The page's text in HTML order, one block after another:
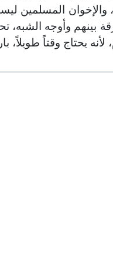
المسلمين
بينهم وأوجه الشبه،
لأنه يحتاج وقتاً